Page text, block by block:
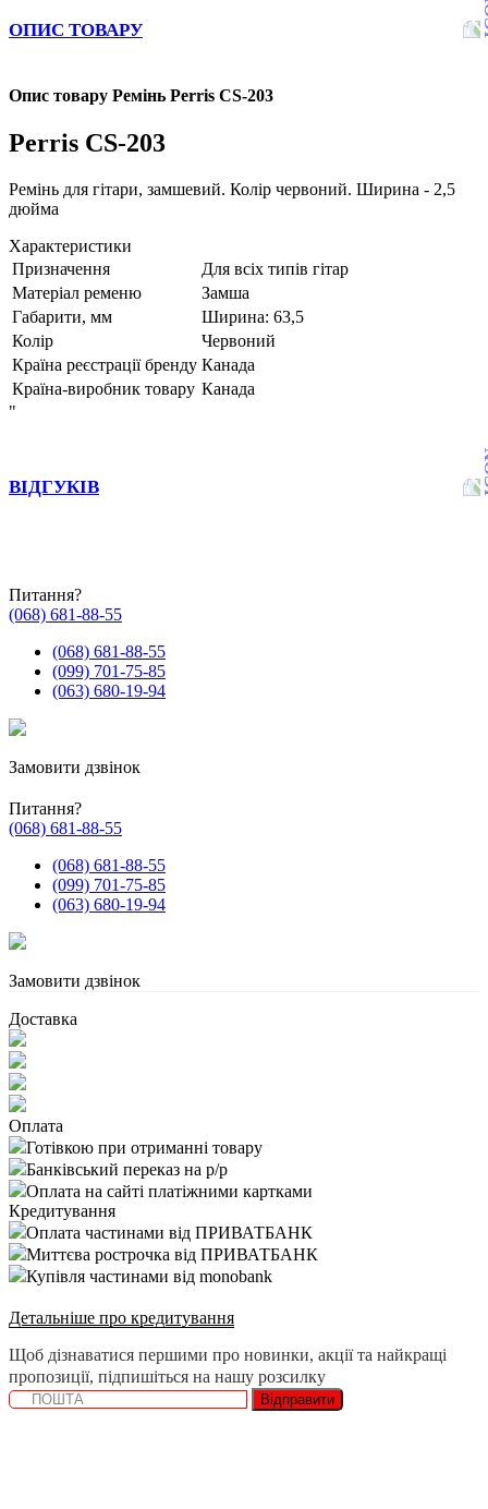
ОПИС ТОВАРУ
Опис товару Ремінь Perris CS-203
Perris CS-203
Ремінь для гітари, замшевий. Колір червоний. Ширина - 2,5
дюйма
Характеристики
Призначення
Для всіх типів гітар
Матеріал ременю
Замша
Габарити, мм
Ширина: 63,5
Колір
Червоний
Країна реєстрації бренду Канада
Країна-виробник товару Канада
"
ВІДГУКІВ
Питання?
(068) 681-88-55
(068) 681-88-55
(099) 701-75-85
(063) 680-19-94
Замовити дзвінок
Питання?
(068) 681-88-55
(068) 681-88-55
(099) 701-75-85
(063) 680-19-94
Замовити дзвінок
Доставка
Оплата
Готівкою при отриманні товару
Банківський переказ на р/р
Оплата на сайті платіжними картками
Кредитування
Оплата частинами від ПРИВАТБАНК
Миттєва рострочка від ПРИВАТБАНК
Купівля частинами від monobank
Детальніше про кредитування
Щоб дізнаватися першими про новинки, акції та найкращі
пропозиції, підпишіться на нашу розсилку
Відправити